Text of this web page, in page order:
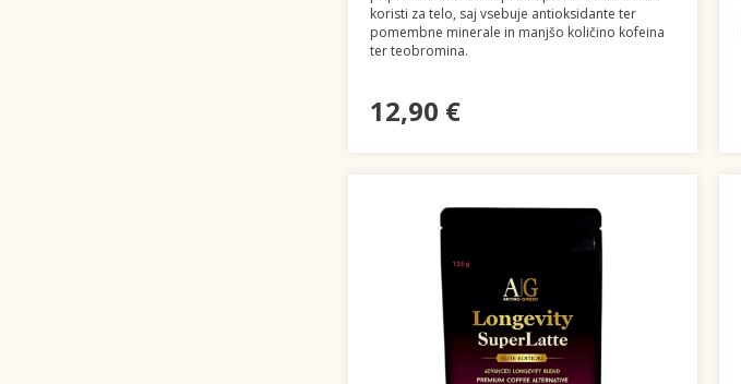
koristi za telo, saj vsebuje antioksidante ter
pomembne minerale in manjšo količino kofeina
ter teobromina.
12,90 €